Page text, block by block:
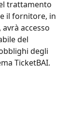
trattamento
il fornitore, in
accesso
del
degli
TicketBAI.